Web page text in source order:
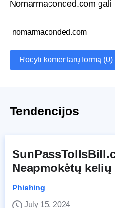
Nomarmaconded.com gali
nomarmaconded.com
Rodyti komentarų formą (0)
Tendencijos
Neapmokėtų
Phishing
July 15, 2024